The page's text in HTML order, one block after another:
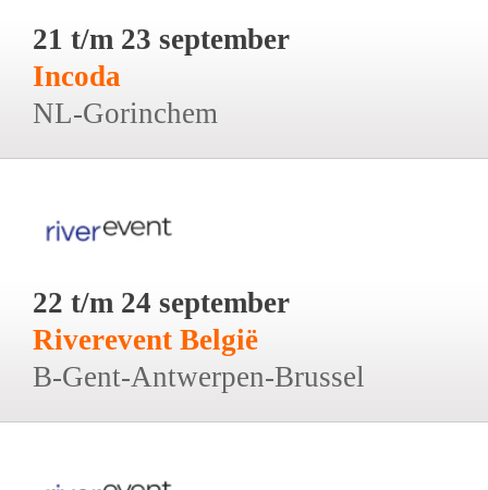
21 t/m 23 september
Incoda
NL-Gorinchem
22 t/m 24 september
Riverevent België
B-Gent-Antwerpen-Brussel